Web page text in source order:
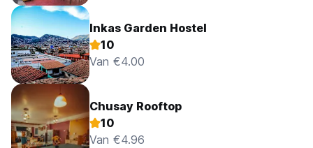
Inkas Garden Hostel
10
Van €4.00
Chusay Rooftop
10
Van €4.96